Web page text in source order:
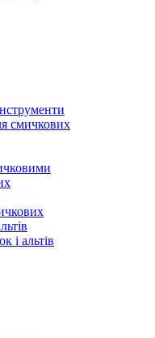
смичкових
і альтів